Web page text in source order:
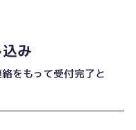
み
をもって受付完了と